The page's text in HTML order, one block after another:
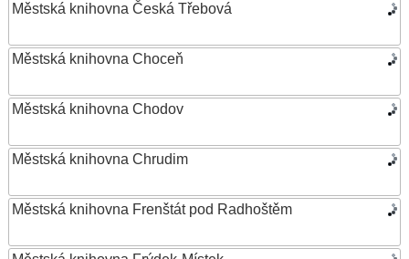
Městská knihovna Česká Třebová
Městská knihovna Choceň
Městská knihovna Chodov
Městská knihovna Chrudim
Městská knihovna Frenštát pod Radhoštěm